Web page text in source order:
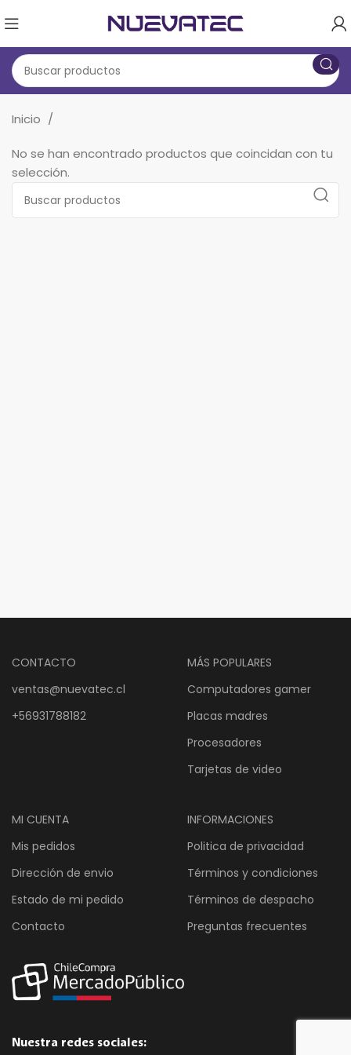
Inicio
No se han encontrado productos que coincidan con tu
selección.
CONTACTO
ventas@nuevatec.cl
+56931788182
MÁS POPULARES
Computadores gamer
Placas madres
Procesadores
Tarjetas de video
MI CUENTA
Mis pedidos
Dirección de envio
Estado de mi pedido
Contacto
INFORMACIONES
Politica de privacidad
Términos y condiciones
Términos de despacho
Preguntas frecuentes
Nuestra redes sociales: